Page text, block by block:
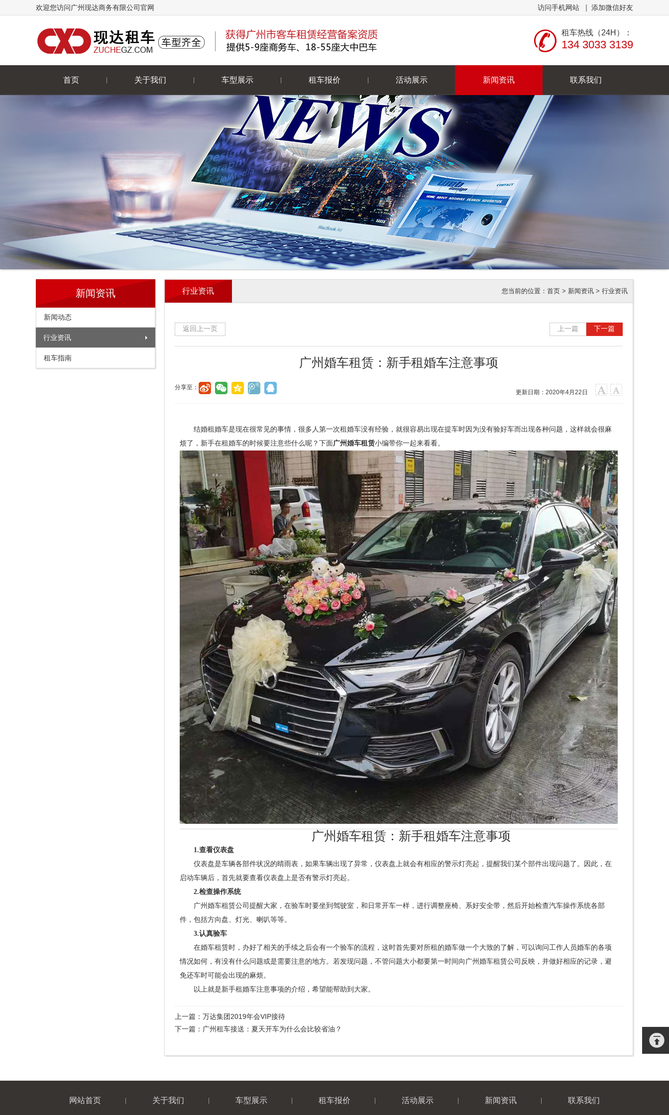
欢迎您访问广州现达商务有限公司官网 访问手机网站 添加微信好友
租车热线（24H）：
134 3033 3139
首页 关于我们 车型展示 租车报价 活动展示 新闻资讯 联系我们
新闻资讯
新闻动态
行业资讯
租车指南
您当前的位置： 首页 > 新闻资讯 > 行业资讯
行业资讯
返回上一页 下一篇
上一篇
广州婚车租赁：新手租婚车注意事项
更新日期：2020年4月22日
分享至：
结婚租婚车是现在很常见的事情，很多人第一次租婚车没有经验，就很容易出现在提车时因为没有验好车而出现各种问题，这样就会很麻
烦了，新手在租婚车的时候要注意些什么呢？下面广州婚车租赁小编带你一起来看看。
广州婚车租赁：新手租婚车注意事项
1.查看仪表盘
仪表盘是车辆各部件状况的晴雨表，如果车辆出现了异常，仪表盘上就会有相应的警示灯亮起，提醒我们某个部件出现问题了。因此，在
启动车辆后，首先就要查看仪表盘上是否有警示灯亮起。
2.检查操作系统
广州婚车租赁公司提醒大家，在验车时要坐到驾驶室，和日常开车一样，进行调整座椅、系好安全带，然后开始检查汽车操作系统各部
件，包括方向盘、灯光、喇叭等等。
3.认真验车
在婚车租赁时，办好了相关的手续之后会有一个验车的流程，这时首先要对所租的婚车做一个大致的了解，可以询问工作人员婚车的各项
情况如何，有没有什么问题或是需要注意的地方。若发现问题，不管问题大小都要第一时间向广州婚车租赁公司反映，并做好相应的记录，避
免还车时可能会出现的麻烦。
以上就是新手租婚车注意事项的介绍，希望能帮助到大家。
上一篇： 万达集团2019年会VIP接待
下一篇： 广州租车接送：夏天开车为什么会比较省油？
网站首页 关于我们 车型展示 租车报价 活动展示 新闻资讯 联系我们